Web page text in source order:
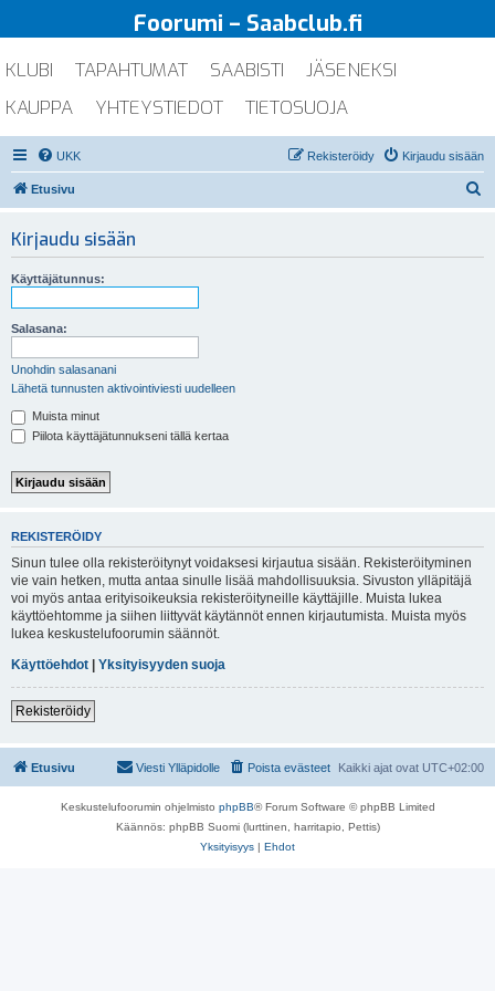
Foorumi – Saabclub.fi
KLUBI TAPAHTUMAT SAABISTI
JÄSENEKSI
KAUPPA
YHTEYSTIEDOT TIETOSUOJA
UKK Kirjaudu sisään
Rekisteröidy
Etusivu
Kirjaudu sisään
Käyttäjätunnus:
Salasana:
Unohdin salasanani
Lähetä tunnusten aktivointiviesti uudelleen
Muista minut
Piilota käyttäjätunnukseni tällä kertaa
REKISTERÖIDY
Sinun tulee olla rekisteröitynyt voidaksesi kirjautua sisään. Rekisteröityminen
vie vain hetken, mutta antaa sinulle lisää mahdollisuuksia. Sivuston ylläpitäjä
voi myös antaa erityisoikeuksia rekisteröityneille käyttäjille. Muista lukea
käyttöehtomme ja siihen liittyvät käytännöt ennen kirjautumista. Muista myös
lukea keskustelufoorumin säännöt.
Käyttöehdot | Yksityisyyden suoja
Rekisteröidy
Etusivu Kaikki ajat ovat UTC+02:00
Poista evästeet
Viesti Ylläpidolle
Keskustelufoorumin ohjelmisto phpBB® Forum Software © phpBB Limited
Käännös: phpBB Suomi (lurttinen, harritapio, Pettis)
Yksityisyys | Ehdot